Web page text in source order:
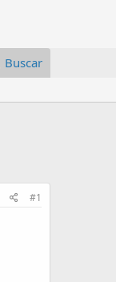
Buscar
#1